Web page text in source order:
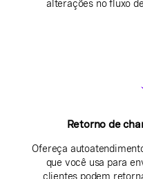
alterações no fluxo
Retorno de
Ofereça
que você usa para
clientes podem